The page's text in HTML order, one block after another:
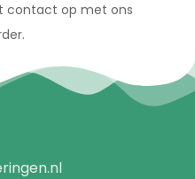
contact op met ons